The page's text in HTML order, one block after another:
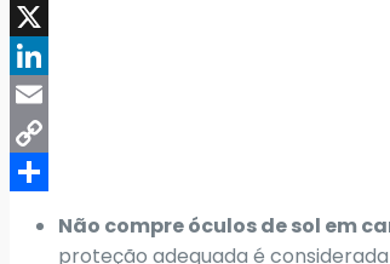
Facebook
X
LinkedIn
Email
Copy
Não compre óculos de sol em
proteção adequada é